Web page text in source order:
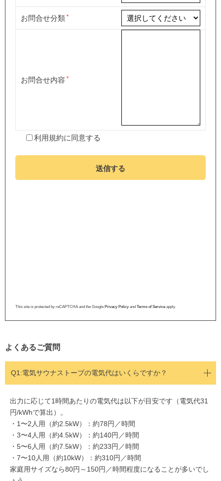
お問合せ分類
お問合せ内容
利用規約に同意する
送信する
This site is protected by reCAPTCHA and the Google Privacy Policy and Terms of Service apply.
よくあるご質問
Q1:電気サウナストーブの電気代はいくらですか？
出力に応じて1時間あたりの電気代は以下が目安です（電気代31
円/kWhで算出）。
・1〜2人用（約2.5kW）：約78円／時間
・3〜4人用（約4.5kW）：約140円／時間
・5〜6人用（約7.5kW）：約233円／時間
・7〜10人用（約10kW）：約310円／時間
家庭用サイズなら80円～150円／時間程度になることが多いでし